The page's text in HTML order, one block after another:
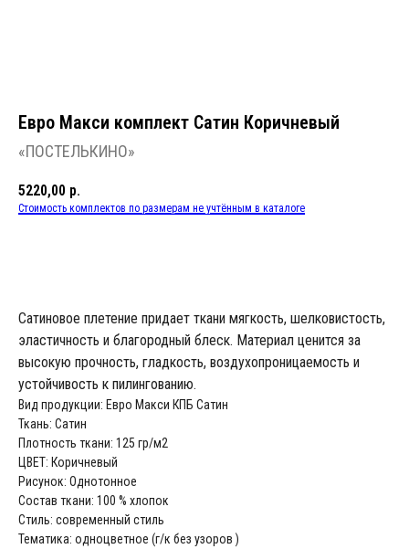
Евро Макси комплект Сатин Коричневый
«ПОСТЕЛЬКИНО»
5220,00 р.
Стоимость комплектов по размерам не учтённым в каталоге
Сатиновое плетение придает ткани мягкость, шелковистость,
эластичность и благородный блеск. Материал ценится за
высокую прочность, гладкость, воздухопроницаемость и
устойчивость к пилингованию.
Вид продукции: Евро Макси КПБ Сатин
Ткань: Сатин
Плотность ткани: 125 гр/м2
ЦВЕТ: Коричневый
Рисунок: Однотонное
Состав ткани: 100 % хлопок
Стиль: современный стиль
Тематика: одноцветное (г/к без узоров )